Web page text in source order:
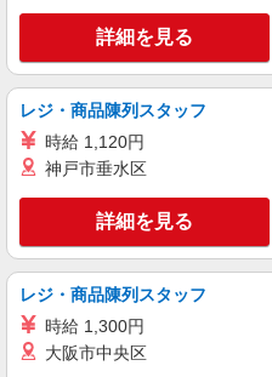
株式会社kotrio /●TK-H-2099696
＜高時給＞群
き方を★看護
時給1400
キープ
派遣社員
株式会社トラストグロース 新宿
時給：准
詳細を見る
レジ・商品陳列スタッフ
時給 1,120円
神戸市垂水区
詳細を見る
レジ・商品陳列スタッフ
時給 1,300円
大阪市中央区